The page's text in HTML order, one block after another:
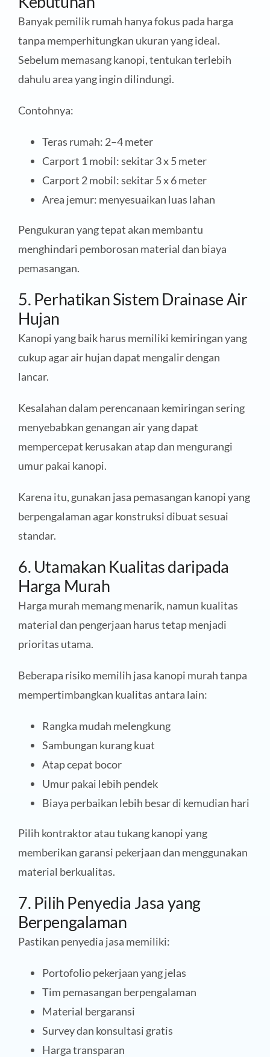
Banyak pemilik rumah hanya fokus pada harga
tanpa memperhitungkan ukuran yang ideal.
Sebelum memasang kanopi, tentukan terlebih
dahulu area yang ingin dilindungi.
Contohnya:
Teras rumah: 2–4 meter
Carport 1 mobil: sekitar 3 x 5 meter
Carport 2 mobil: sekitar 5 x 6 meter
Area jemur: menyesuaikan luas lahan
Pengukuran yang tepat akan membantu
menghindari pemborosan material dan biaya
pemasangan.
5. Perhatikan Sistem Drainase Air
Hujan
Kanopi yang baik harus memiliki kemiringan yang
cukup agar air hujan dapat mengalir dengan
lancar.
Kesalahan dalam perencanaan kemiringan sering
menyebabkan genangan air yang dapat
mempercepat kerusakan atap dan mengurangi
umur pakai kanopi.
Karena itu, gunakan jasa pemasangan kanopi yang
berpengalaman agar konstruksi dibuat sesuai
standar.
6. Utamakan Kualitas daripada
Harga Murah
Harga murah memang menarik, namun kualitas
material dan pengerjaan harus tetap menjadi
prioritas utama.
Beberapa risiko memilih jasa kanopi murah tanpa
mempertimbangkan kualitas antara lain:
Rangka mudah melengkung
Sambungan kurang kuat
Atap cepat bocor
Umur pakai lebih pendek
Biaya perbaikan lebih besar di kemudian hari
Pilih kontraktor atau tukang kanopi yang
memberikan garansi pekerjaan dan menggunakan
material berkualitas.
7. Pilih Penyedia Jasa yang
Berpengalaman
Pastikan penyedia jasa memiliki:
Portofolio pekerjaan yang jelas
Tim pemasangan berpengalaman
Material bergaransi
Survey dan konsultasi gratis
Harga transparan